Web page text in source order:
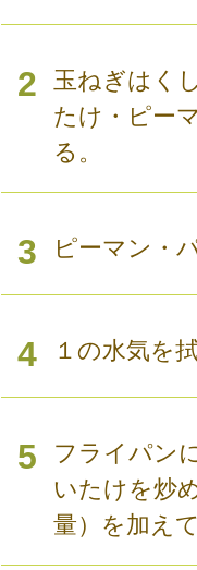
2
玉ねぎはく
たけ・ピー
る。
3 ピーマン・
4 １の水気を
5
フライパン
いたけを炒
量）を加え